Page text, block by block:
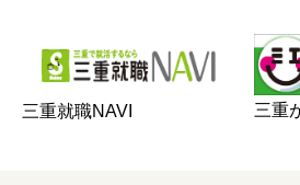
三重就職NAVI 三重